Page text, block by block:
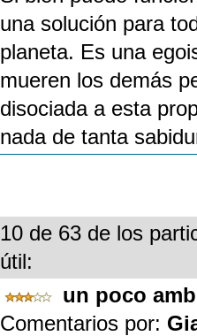
una solución para
planeta. Es una
mueren los demás
disociada a esta
nada de tanta
10 de 63 de los
útil:
un poco
Comentarios por: